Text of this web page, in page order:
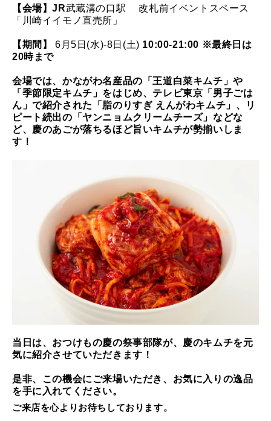
【会場】JR武蔵溝の口駅
改札前イベントスペース
「川崎イイモノ直売所」
【期間】 6月5日(水)-8日(土) 10:00-21:00 ※最終日は
20時まで
会場では、かながわ名産品の「王道白菜キムチ」や
「季節限定キムチ」をはじめ、 テレビ東京「男子ごは
ん」で紹介された「脂のりすぎ えんがわキムチ」、リ
ピート続出の「ヤンニョムクリームチーズ」などな
ど、慶のあごが落ちるほど旨いキムチが勢揃いしま
す！
当日は、おつけもの慶の祭事部隊が、慶のキムチを元
気に紹介させていただきます！
是非、この機会にご来場いただき、お気に入りの逸品
を手に入れてください。
ご来店を心よりお待ちしております。